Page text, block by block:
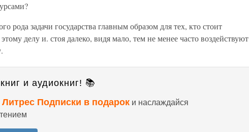
рода задачи государства главным образом для тех, кто стоит
делу и. стоя далеко, видя мало, тем не менее часто воздействуют
и аудиокниг! 📚
Подписки в подарок и наслаждайся